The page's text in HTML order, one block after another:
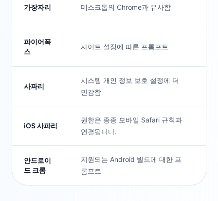
가장자리 데스크톱의 Chrome과 유사함
파이어폭
스
사이트 설정에 따른 프롬프트
사파리
시스템 개인 정보 보호 설정에 더
민감함
iOS 사파리
권한은 종종 모바일 Safari 규칙과
연결됩니다.
안드로이
드 크롬
지원되는 Android 빌드에 대한 프
롬프트